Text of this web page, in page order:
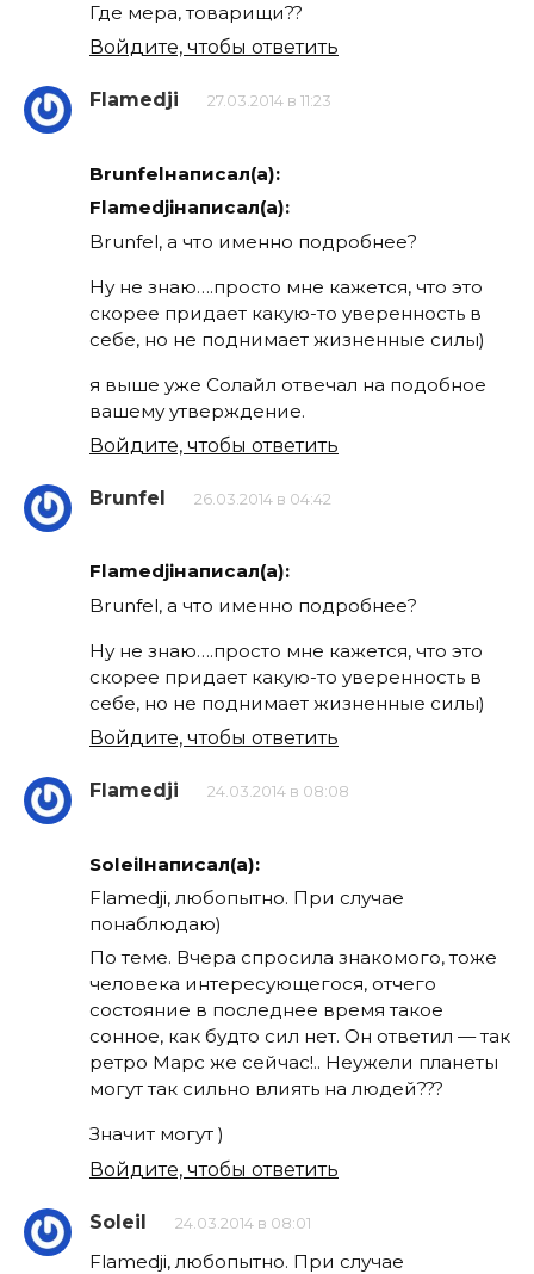
Где мера, товарищи??
Войдите, чтобы ответить
Flamedji 27.03.2014 в 11:23
Brunfelнаписал(а):
Flamedjiнаписал(а):
Brunfel, а что именно подробнее?
Ну не знаю….просто мне кажется, что это
скорее придает какую-то уверенность в
себе, но не поднимает жизненные силы)
я выше уже Солайл отвечал на подобное
вашему утверждение.
Войдите, чтобы ответить
Brunfel 26.03.2014 в 04:42
Flamedjiнаписал(а):
Brunfel, а что именно подробнее?
Ну не знаю….просто мне кажется, что это
скорее придает какую-то уверенность в
себе, но не поднимает жизненные силы)
Войдите, чтобы ответить
Flamedji 24.03.2014 в 08:08
Soleilнаписал(а):
Flamedji, любопытно. При случае
понаблюдаю)
По теме. Вчера спросила знакомого, тоже
человека интересующегося, отчего
состояние в последнее время такое
сонное, как будто сил нет. Он ответил — так
ретро Марс же сейчас!.. Неужели планеты
могут так сильно влиять на людей???
Значит могут )
Войдите, чтобы ответить
Soleil 24.03.2014 в 08:01
Flamedji, любопытно. При случае